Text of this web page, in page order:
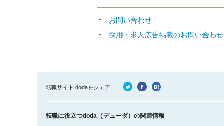
お問い合わせ
採用・求人広告掲載のお問い合わせ
転職サイト dodaをシェア
転職に役立つdoda（デューダ）の関連情報